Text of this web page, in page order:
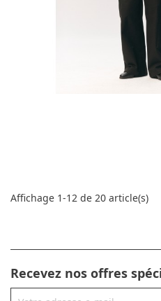
Affichage 1-12 de 20 article(s)
Recevez nos offres